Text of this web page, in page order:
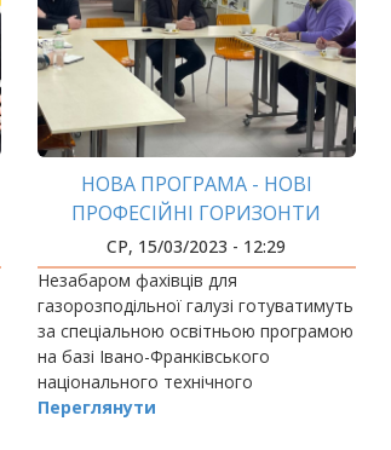
НОВА ПРОГРАМА - НОВІ
ПРОФЕСІЙНІ ГОРИЗОНТИ
СР, 15/03/2023 - 12:29
Незабаром фахівців для
газорозподільної галузі готуватимуть
за спеціальною освітньою програмою
на базі Івано-Франківського
національного технічного
університету нафти і газу.
Переглянути